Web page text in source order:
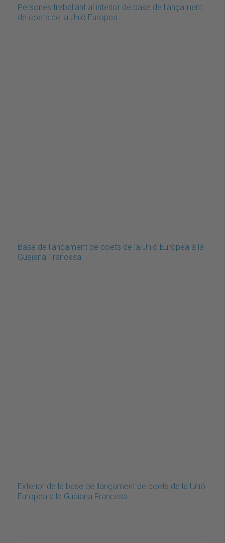
Persones treballant al interior de base de llançament
de coets de la Unió Europea
Base de llançament de coets de la Unió Europea a la
Guaiana Francesa
Exterior de la base de llançament de coets de la Unió
Europea a la Guaiana Francesa